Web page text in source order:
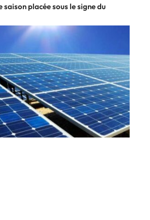
saison placée sous le signe du